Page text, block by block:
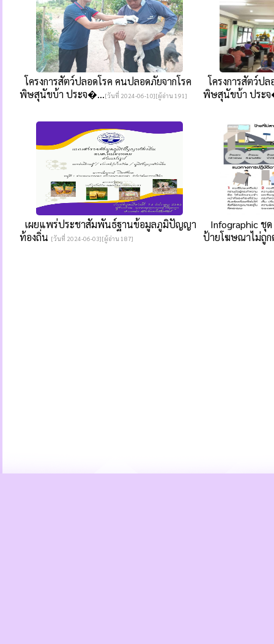
โครงการสัตว์ปลอดโรค คนปลอดภัยจากโรค
พิษสุนัขบ้า ประจ�...[วันที่ 2024-06-10][ผู้อ่าน 191]
โครงการสัตว์ป
พิษสุนัขบ้า ประ
เผยแพร่ประชาสัมพันธ์ฐานข้อมูลภูมิปัญญา
ท้องถิ่น [วันที่ 2024-06-03][ผู้อ่าน 187]
Infographic ชุ
ป้ายโฆษณาไม่ถูก